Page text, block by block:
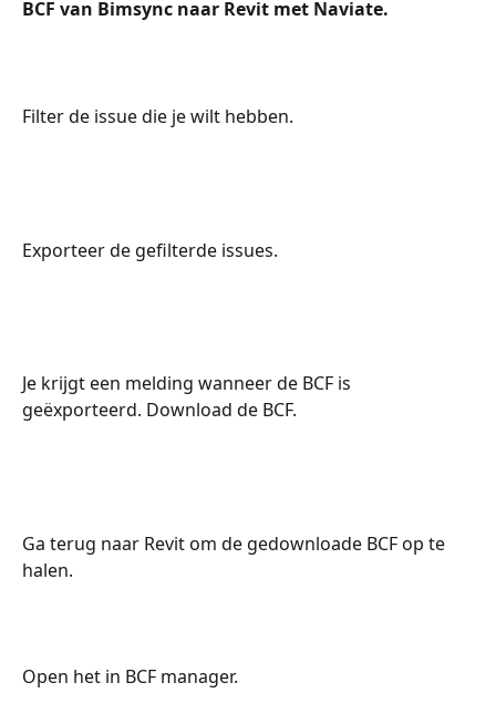
BCF van Bimsync naar Revit met Naviate.
Filter de issue die je wilt hebben.
Exporteer de gefilterde issues.
Je krijgt een melding wanneer de BCF is
geëxporteerd. Download de BCF.
Ga terug naar Revit om de gedownloade BCF op te
halen.
Open het in BCF manager.